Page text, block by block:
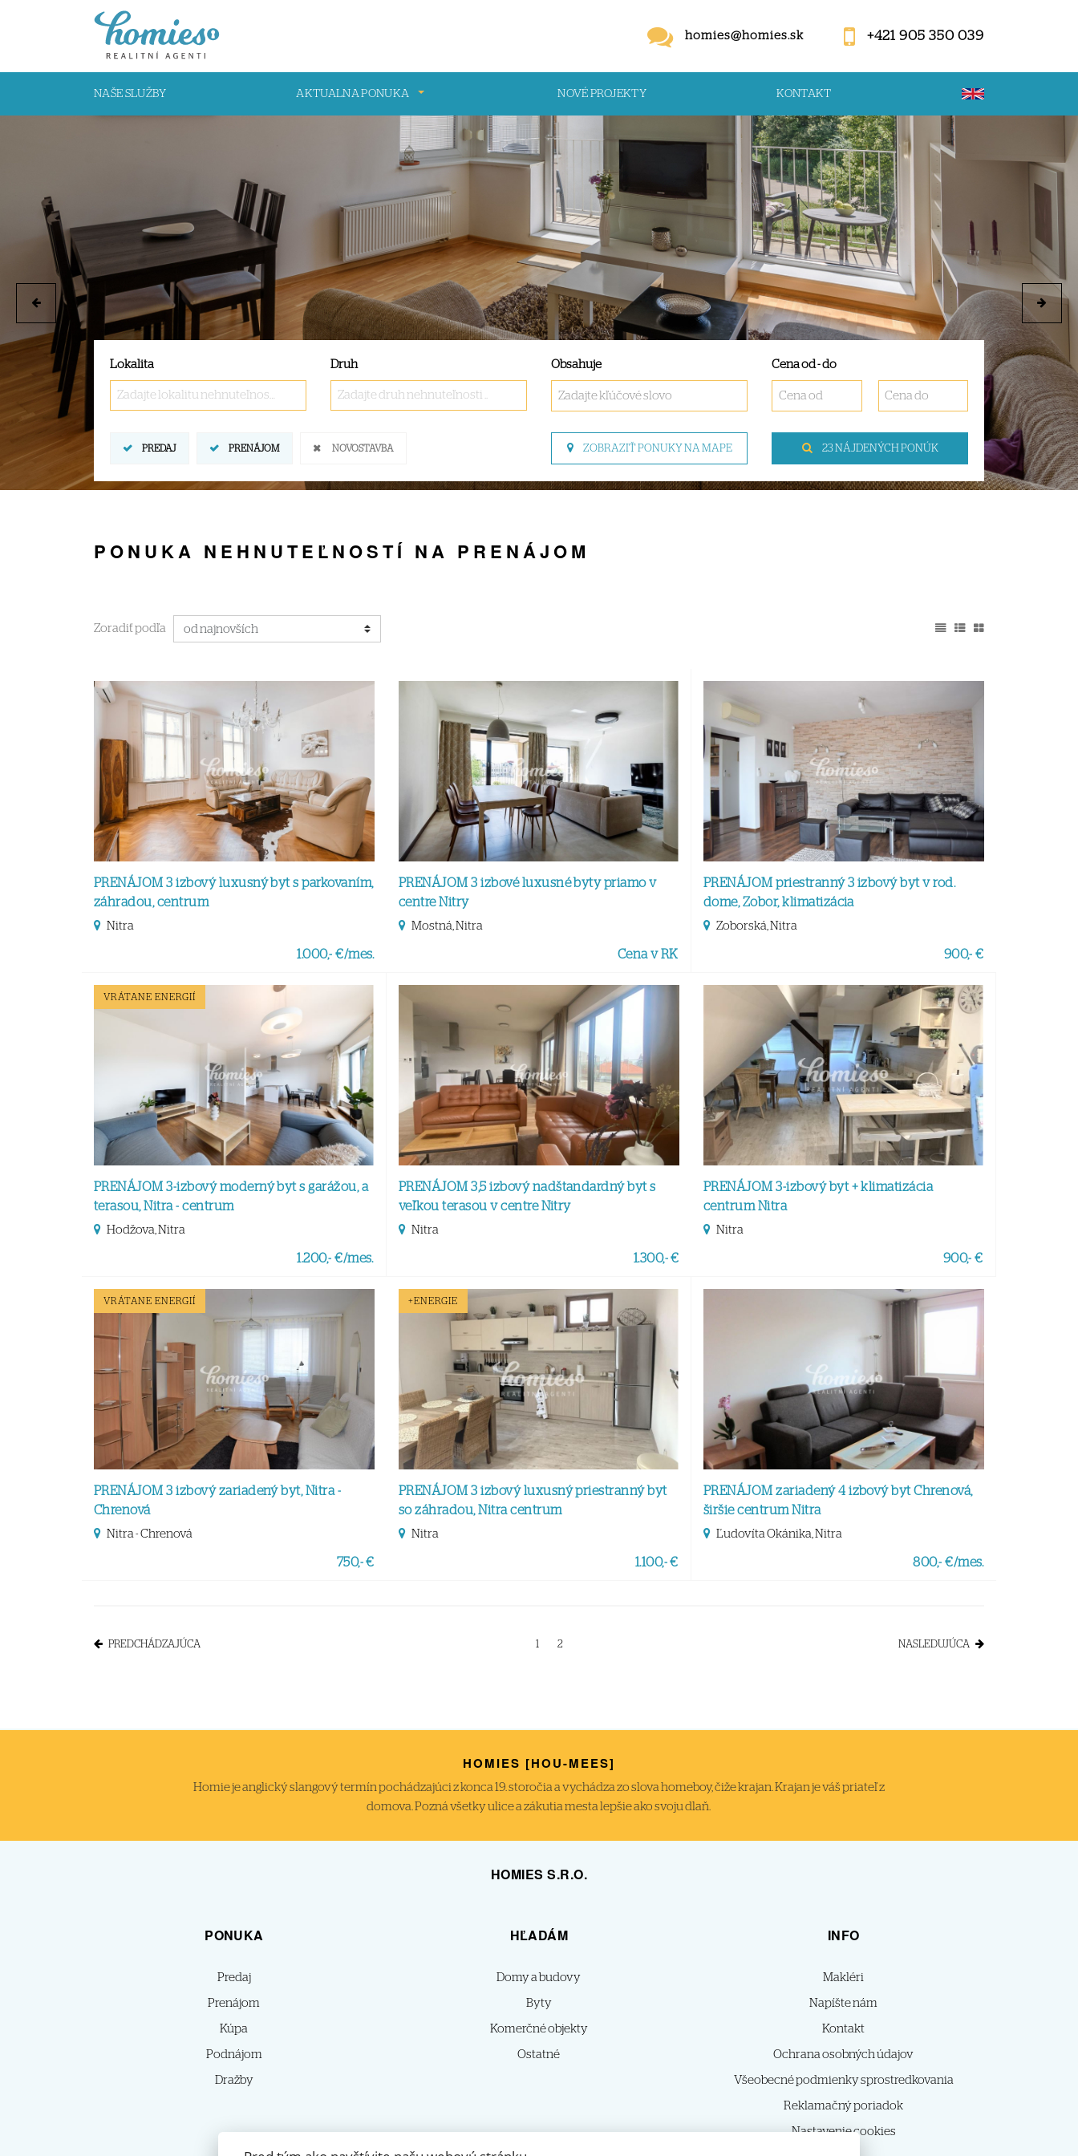
+421 905 350 039
homies@homies.sk
NAŠE SLUŽBY AKTUALNA PONUKA NOVÉ PROJEKTY KONTAKT
Lokalita
Zadajte lokalitu nehnuteľnosti ..
Druh
Zadajte druh nehnuteľnosti ..
Obsahuje Cena od - do
PREDAJ PRENÁJOM NOVOSTAVBA ZOBRAZIŤ PONUKY NA MAPE 23 NÁJDENÝCH PONÚK
PONUKA NEHNUTEĽNOSTÍ NA PRENÁJOM
Zoradiť podľa
PRENÁJOM 3 izbový luxusný byt s parkovaním,
záhradou, centrum
Nitra
1.000,- €/mes.
PRENÁJOM 3 izbové luxusné byty priamo v
centre Nitry
Mostná, Nitra
Cena v RK
PRENÁJOM priestranný 3 izbový byt v rod.
dome, Zobor, klimatizácia
Zoborská, Nitra
900,- €
VRÁTANE ENERGIÍ
PRENÁJOM 3-izbový moderný byt s garážou, a
terasou, Nitra - centrum
Hodžova, Nitra
1.200,- €/mes.
PRENÁJOM 3,5 izbový nadštandardný byt s
veľkou terasou v centre Nitry
Nitra
1.300,- €
PRENÁJOM 3-izbový byt + klimatizácia
centrum Nitra
Nitra
900,- €
VRÁTANE ENERGIÍ
PRENÁJOM 3 izbový zariadený byt, Nitra -
Chrenová
Nitra - Chrenová
750,- €
+ENERGIE
PRENÁJOM 3 izbový luxusný priestranný byt
so záhradou, Nitra centrum
Nitra
1.100,- €
PRENÁJOM zariadený 4 izbový byt Chrenová,
širšie centrum Nitra
Ľudovíta Okánika, Nitra
800,- €/mes.
PREDCHÁDZAJÚCA 1 2 NASLEDUJÚCA
HOMIES [HOU-MEES]
Homie je anglický slangový termín pochádzajúci z konca 19. storočia a vychádza zo slova homeboy, čiže krajan. Krajan je váš priateľ z
domova. Pozná všetky ulice a zákutia mesta lepšie ako svoju dlaň.
HOMIES S.R.O.
PONUKA
Predaj
Prenájom
Kúpa
Podnájom
Dražby
HĽADÁM
Domy a budovy
Byty
Komerčné objekty
Ostatné
INFO
Makléri
Napíšte nám
Kontakt
Ochrana osobných údajov
Všeobecné podmienky sprostredkovania
Reklamačný poriadok
Nastavenie cookies